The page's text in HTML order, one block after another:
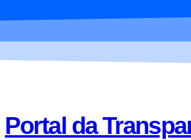
Portal da